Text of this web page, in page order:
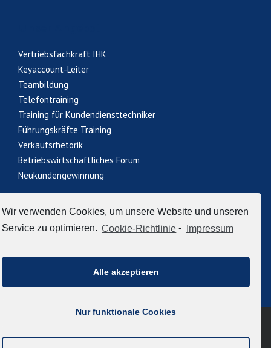
Wir verwenden Cookies, um unsere Website und unseren
Service zu optimieren. Cookie-Richtlinie - Impressum
Alle akzeptieren
Nur funktionale Cookies
Vertriebsfachkraft IHK
Keyaccount-Leiter
Teambildung
Telefontraining
Training für Kundendiensttechniker
Führungskräfte Training
Verkaufsrhetorik
Betriebswirtschaftliches Forum
Neukundengewinnung
Impressum